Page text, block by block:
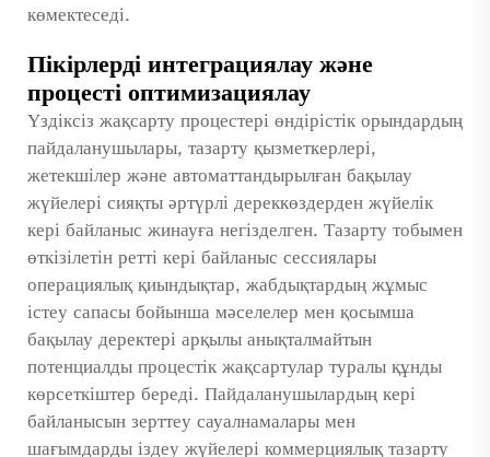
көмектеседі.
Пікірлерді интеграциялау және
процесті оптимизациялау
Үздіксіз жақсарту процестері өндірістік орындардың
пайдаланушылары, тазарту қызметкерлері,
жетекшілер және автоматтандырылған бақылау
жүйелері сияқты әртүрлі дереккөздерден жүйелік
кері байланыс жинауға негізделген. Тазарту тобымен
өткізілетін ретті кері байланыс сессиялары
операциялық қиындықтар, жабдықтардың жұмыс
істеу сапасы бойынша мәселелер мен қосымша
бақылау деректері арқылы анықталмайтын
потенциалды процестік жақсартулар туралы құнды
көрсеткіштер береді. Пайдаланушылардың кері
байланысын зерттеу сауалнамалары мен
шағымдарды іздеу жүйелері коммерциялық тазарту